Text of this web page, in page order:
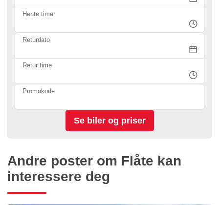
Hente time
Returdato
Retur time
Promokode
Andre poster om Flåte kan
interessere deg